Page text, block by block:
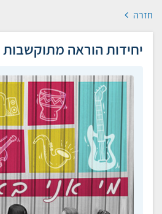
חזרה
יחידות הוראה מתוקשבות